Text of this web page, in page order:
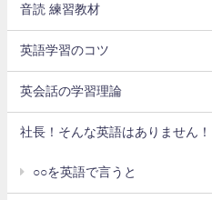
音読 練習教材
英語学習のコツ
英会話の学習理論
社長！そんな英語はありません！
○○を英語で言うと